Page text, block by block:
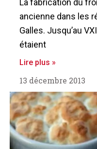
ancienne dans les
Galles. Jusqu’au
étaient
Lire plus »
13 décembre 2013